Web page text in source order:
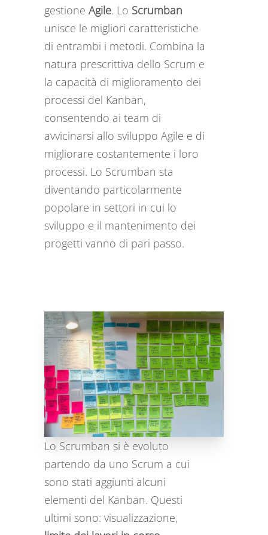
gestione Agile. Lo Scrumban
unisce le migliori caratteristiche
di entrambi i metodi. Combina la
natura prescrittiva dello Scrum e
la capacità di miglioramento dei
processi del Kanban,
consentendo ai team di
avvicinarsi allo sviluppo Agile e di
migliorare costantemente i loro
processi. Lo Scrumban sta
diventando particolarmente
popolare in settori in cui lo
sviluppo e il mantenimento dei
progetti vanno di pari passo.
Lo Scrumban si è evoluto
partendo da uno Scrum a cui
sono stati aggiunti alcuni
elementi del Kanban. Questi
ultimi sono: visualizzazione,